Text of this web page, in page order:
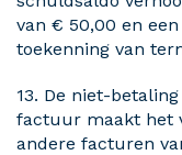
van € 50,00 en
toekenning van
13. De niet-
factuur maakt het
andere facturen